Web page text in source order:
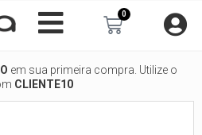
0
Carrinho
em sua primeira compra. Utilize o
CLIENTE10